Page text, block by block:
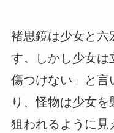
褚思鏡は少女と六
す。しかし少女は
傷つけない」と言
り、怪物は少女
狙われるように見